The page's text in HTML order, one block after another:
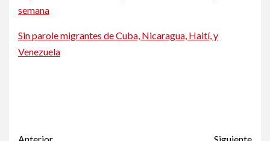
semana
Sin parole migrantes de Cuba, Nicaragua, Haití, y
Venezuela
Anterior
Siguiente